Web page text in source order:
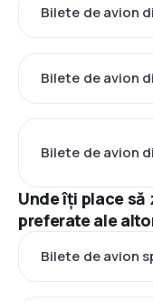
Bilete de avion
Bilete de avion
Bilete de avion
Unde îți place
preferate ale
Bilete de avion